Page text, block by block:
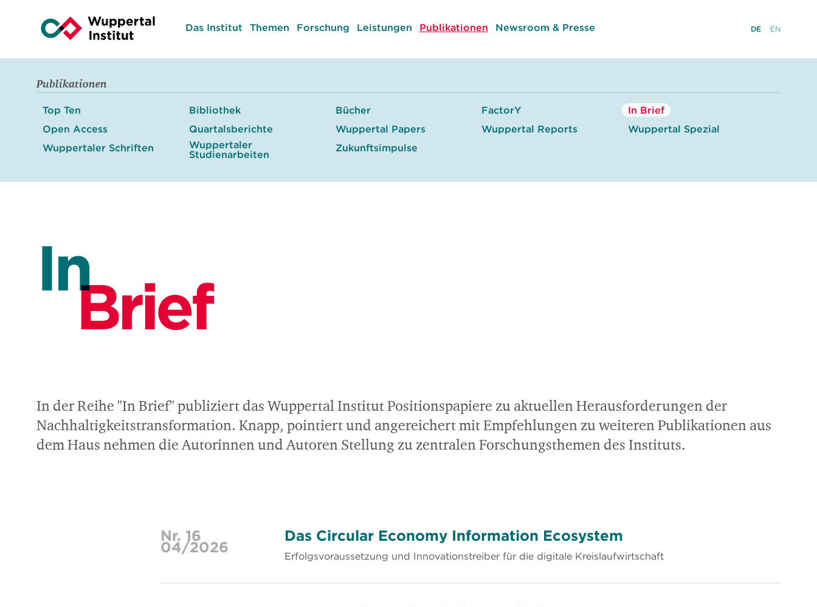
Das Institut Themen Forschung Leistungen Publikationen Newsroom & Presse DE EN
Publikationen
Top Ten Bibliothek Bücher FactorY
In Brief
Open Access
Quartalsberichte Wuppertal Papers Wuppertal Reports
Wuppertal Spezial
Wuppertaler Schriften
Wuppertaler
Studienarbeiten
Zukunftsimpulse
In
Brief
In der Reihe "In Brief" publiziert das Wuppertal Institut Positionspapiere zu aktuellen Herausforderungen der
Nachhaltigkeitstransformation. Knapp, pointiert und angereichert mit Empfehlungen zu weiteren Publikationen aus
dem Haus nehmen die Autorinnen und Autoren Stellung zu zentralen Forschungsthemen des Instituts.
Nr. 16
04/2026
Das Circular Economy Information Ecosystem
Erfolgsvoraussetzung und Innovationstreiber für die digitale Kreislaufwirtschaft